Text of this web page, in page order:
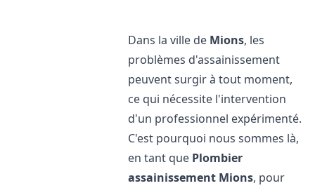
Dans la ville de Mions, les
problèmes d'assainissement
peuvent surgir à tout moment,
ce qui nécessite l'intervention
d'un professionnel expérimenté.
C'est pourquoi nous sommes là,
en tant que Plombier
assainissement Mions, pour